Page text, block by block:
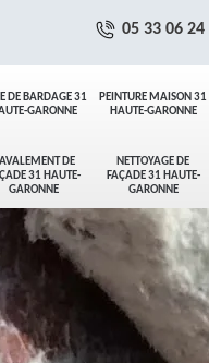
DE BARDAGE 31
GARONNE
PEINTURE MAISON 31
HAUTE-GARONNE
DE
31 HAUTE-
GARONNE
NETTOYAGE DE
FAÇADE 31 HAUTE-
GARONNE
05 33 06 24